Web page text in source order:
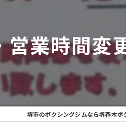
営業時間変
堺市のボクシングジムなら堺春木ボ